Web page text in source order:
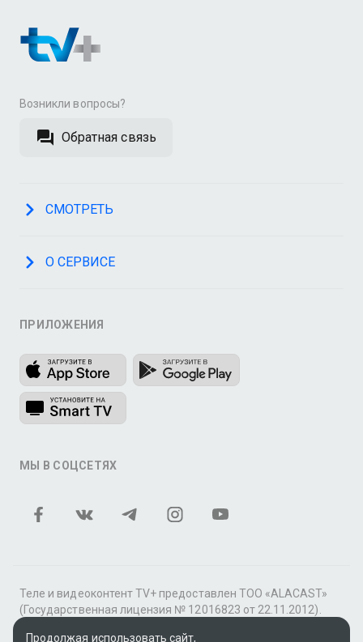
Возникли вопросы?
Обратная связь
СМОТРЕТЬ
О СЕРВИСЕ
ПРИЛОЖЕНИЯ
МЫ В СОЦСЕТЯХ
Теле и видеоконтент TV+ предоставлен ТОО «ALACAST»
(Государственная лицензия № 12016823 от 22.11.2012).
В рамках услуги «Видео по подписке» для «Пакета
Продолжая использовать сайт,